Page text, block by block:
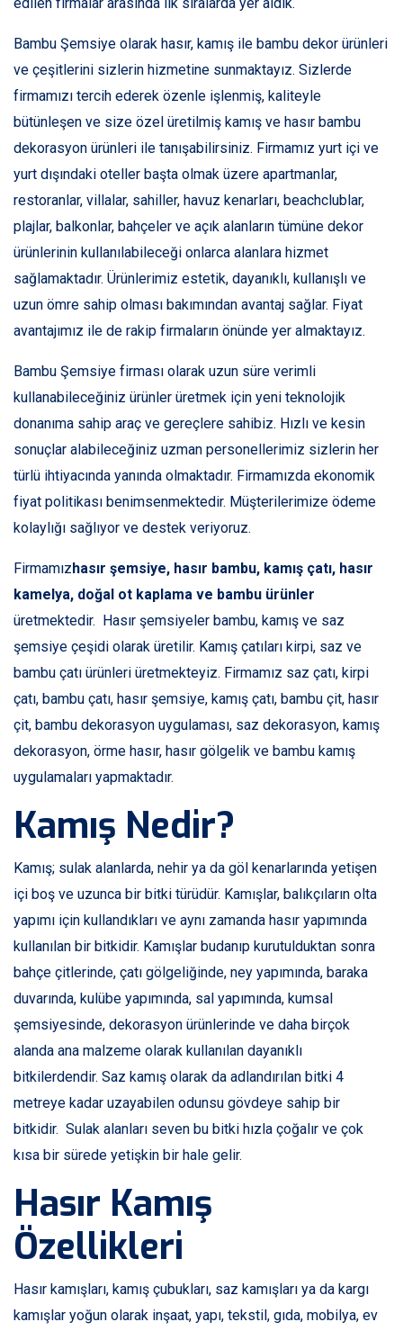
Bambu Şemsiye olarak hasır, kamış ile bambu dekor ürünleri
ve çeşitlerini sizlerin hizmetine sunmaktayız. Sizlerde
firmamızı tercih ederek özenle işlenmiş, kaliteyle
bütünleşen ve size özel üretilmiş kamış ve hasır bambu
dekorasyon ürünleri ile tanışabilirsiniz. Firmamız yurt içi ve
yurt dışındaki oteller başta olmak üzere apartmanlar,
restoranlar, villalar, sahiller, havuz kenarları, beachclublar,
plajlar, balkonlar, bahçeler ve açık alanların tümüne dekor
ürünlerinin kullanılabileceği onlarca alanlara hizmet
sağlamaktadır. Ürünlerimiz estetik, dayanıklı, kullanışlı ve
uzun ömre sahip olması bakımından avantaj sağlar. Fiyat
avantajımız ile de rakip firmaların önünde yer almaktayız.
Bambu Şemsiye firması olarak uzun süre verimli
kullanabileceğiniz ürünler üretmek için yeni teknolojik
donanıma sahip araç ve gereçlere sahibiz. Hızlı ve kesin
sonuçlar alabileceğiniz uzman personellerimiz sizlerin her
türlü ihtiyacında yanında olmaktadır. Firmamızda ekonomik
fiyat politikası benimsenmektedir. Müşterilerimize ödeme
kolaylığı sağlıyor ve destek veriyoruz.
Firmamızhasır şemsiye, hasır bambu, kamış çatı, hasır
kamelya, doğal ot kaplama ve bambu ürünler
üretmektedir. Hasır şemsiyeler bambu, kamış ve saz
şemsiye çeşidi olarak üretilir. Kamış çatıları kirpi, saz ve
bambu çatı ürünleri üretmekteyiz. Firmamız saz çatı, kirpi
çatı, bambu çatı, hasır şemsiye, kamış çatı, bambu çit, hasır
çit, bambu dekorasyon uygulaması, saz dekorasyon, kamış
dekorasyon, örme hasır, hasır gölgelik ve bambu kamış
uygulamaları yapmaktadır.
Kamış Nedir?
Kamış; sulak alanlarda, nehir ya da göl kenarlarında yetişen
içi boş ve uzunca bir bitki türüdür. Kamışlar, balıkçıların olta
yapımı için kullandıkları ve aynı zamanda hasır yapımında
kullanılan bir bitkidir. Kamışlar budanıp kurutulduktan sonra
bahçe çitlerinde, çatı gölgeliğinde, ney yapımında, baraka
duvarında, kulübe yapımında, sal yapımında, kumsal
şemsiyesinde, dekorasyon ürünlerinde ve daha birçok
alanda ana malzeme olarak kullanılan dayanıklı
bitkilerdendir. Saz kamış olarak da adlandırılan bitki 4
metreye kadar uzayabilen odunsu gövdeye sahip bir
bitkidir. Sulak alanları seven bu bitki hızla çoğalır ve çok
kısa bir sürede yetişkin bir hale gelir.
Hasır Kamış
Özellikleri
Hasır kamışları, kamış çubukları, saz kamışları ya da kargı
kamışlar yoğun olarak inşaat, yapı, tekstil, gıda, mobilya, ev